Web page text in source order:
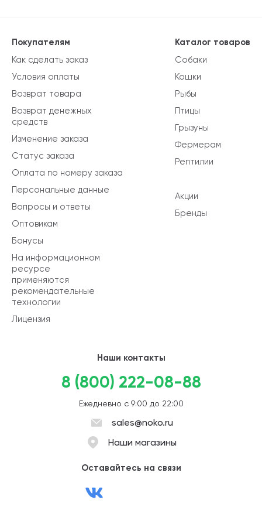
Каталог товаров
Собаки
Кошки
Рыбы
Птицы
Грызуны
Фермерам
Рептилии
Акции
Бренды
Покупателям
Как сделать заказ
Условия оплаты
Возврат товара
Возврат денежных
средств
Изменение заказа
Статус заказа
Оплата по номеру заказа
Персональные данные
Вопросы и ответы
Оптовикам
Бонусы
На информационном
ресурсе
применяются
рекомендательные
технологии
Лицензия
Наши контакты
8 (800) 222-08-88
Ежедневно с 9:00 до 22:00
sales@noko.ru
Наши магазины
Оставайтесь на связи